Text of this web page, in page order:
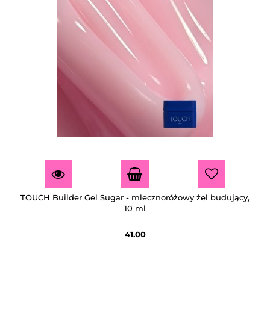
TOUCH Builder Gel Sugar - mlecznoróżowy żel budujący,
10 ml
41.00